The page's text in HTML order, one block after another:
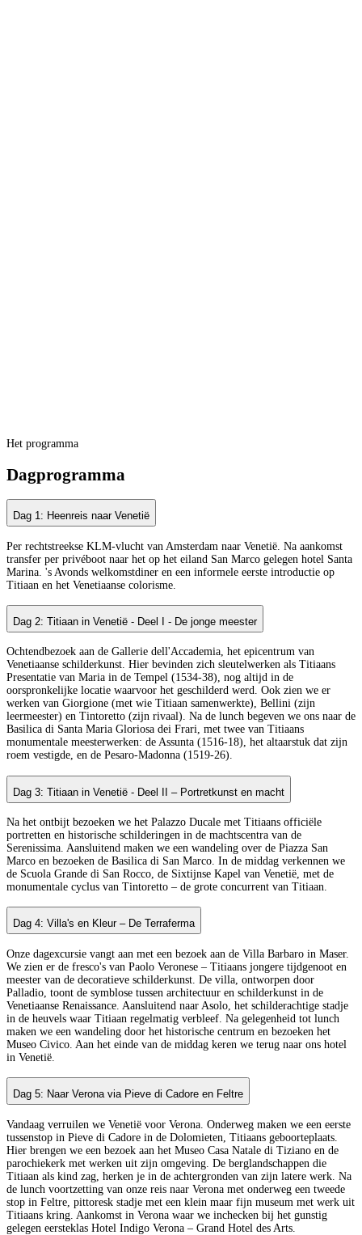
Het programma
Dagprogramma
Dag 1: Heenreis naar Venetië
Per rechtstreekse KLM-vlucht van Amsterdam naar Venetië. Na aankomst
transfer per privéboot naar het op het eiland San Marco gelegen hotel Santa
Marina. 's Avonds welkomstdiner en een informele eerste introductie op
Titiaan en het Venetiaanse colorisme.
Dag 2: Titiaan in Venetië - Deel I - De jonge meester
Ochtendbezoek aan de Gallerie dell'Accademia, het epicentrum van
Venetiaanse schilderkunst. Hier bevinden zich sleutelwerken als Titiaans
Presentatie van Maria in de Tempel (1534-38), nog altijd in de
oorspronkelijke locatie waarvoor het geschilderd werd. Ook zien we er
werken van Giorgione (met wie Titiaan samenwerkte), Bellini (zijn
leermeester) en Tintoretto (zijn rivaal). Na de lunch begeven we ons naar de
Basilica di Santa Maria Gloriosa dei Frari, met twee van Titiaans
monumentale meesterwerken: de Assunta (1516-18), het altaarstuk dat zijn
roem vestigde, en de Pesaro-Madonna (1519-26).
Dag 3: Titiaan in Venetië - Deel II – Portretkunst en macht
Na het ontbijt bezoeken we het Palazzo Ducale met Titiaans officiële
portretten en historische schilderingen in de machtscentra van de
Serenissima. Aansluitend maken we een wandeling over de Piazza San
Marco en bezoeken de Basilica di San Marco. In de middag verkennen we
de Scuola Grande di San Rocco, de Sixtijnse Kapel van Venetië, met de
monumentale cyclus van Tintoretto – de grote concurrent van Titiaan.
Dag 4: Villa's en Kleur – De Terraferma
Onze dagexcursie vangt aan met een bezoek aan de Villa Barbaro in Maser.
We zien er de fresco's van Paolo Veronese – Titiaans jongere tijdgenoot en
meester van de decoratieve schilderkunst. De villa, ontworpen door
Palladio, toont de symblose tussen architectuur en schilderkunst in de
Venetiaanse Renaissance. Aansluitend naar Asolo, het schilderachtige stadje
in de heuvels waar Titiaan regelmatig verbleef. Na gelegenheid tot lunch
maken we een wandeling door het historische centrum en bezoeken het
Museo Civico. Aan het einde van de middag keren we terug naar ons hotel
in Venetië.
Dag 5: Naar Verona via Pieve di Cadore en Feltre
Vandaag verruilen we Venetië voor Verona. Onderweg maken we een eerste
tussenstop in Pieve di Cadore in de Dolomieten, Titiaans geboorteplaats.
Hier brengen we een bezoek aan het Museo Casa Natale di Tiziano en de
parochiekerk met werken uit zijn omgeving. De berglandschappen die
Titiaan als kind zag, herken je in de achtergronden van zijn latere werk. Na
de lunch voortzetting van onze reis naar Verona met onderweg een tweede
stop in Feltre, pittoresk stadje met een klein maar fijn museum met werk uit
Titiaans kring. Aankomst in Verona waar we inchecken bij het gunstig
gelegen eersteklas Hotel Indigo Verona – Grand Hotel des Arts.